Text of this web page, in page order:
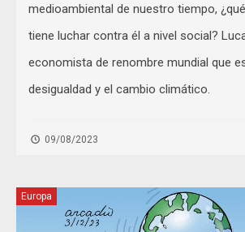
medioambiental de nuestro tiempo,
tiene luchar contra él a nivel social?
economista de renombre mundial que
desigualdad y el cambio climático.
09/08/2023
Europa